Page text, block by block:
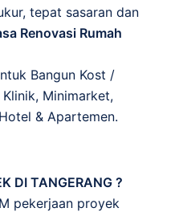
tepat sasaran dan
Renovasi Rumah
Bangun Kost /
Minimarket,
& Apartemen.
DI TANGERANG ?
pekerjaan proyek